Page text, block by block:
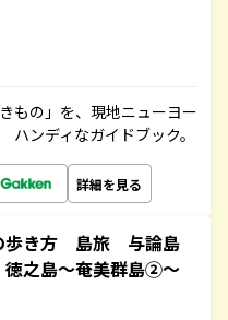
もの」を、現地ニューヨー
ンディなガイドブック。
詳細を見る
歩き方 島旅 与論島
之島～奄美群島②～